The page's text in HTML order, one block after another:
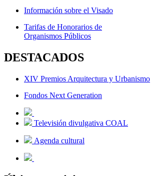
Información sobre el Visado
Tarifas de Honorarios de
Organismos Públicos
DESTACADOS
XIV Premios Arquitectura y Urbanismo
Fondos Next Generation
Televisión divulgativa COAL
Agenda cultural